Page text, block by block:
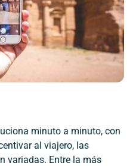
minuto a minuto, con
al viajero, las
variadas. Entre la más